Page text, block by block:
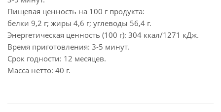
Пищевая ценность на 100 г продукта:
белки 9,2 г; жиры 4,6 г; углеводы 56,4 г.
Энергетическая ценность (100 г): 304 ккал/1271 кДж.
Время приготовления: 3-5 минут.
Срок годности: 12 месяцев.
Масса нетто: 40 г.